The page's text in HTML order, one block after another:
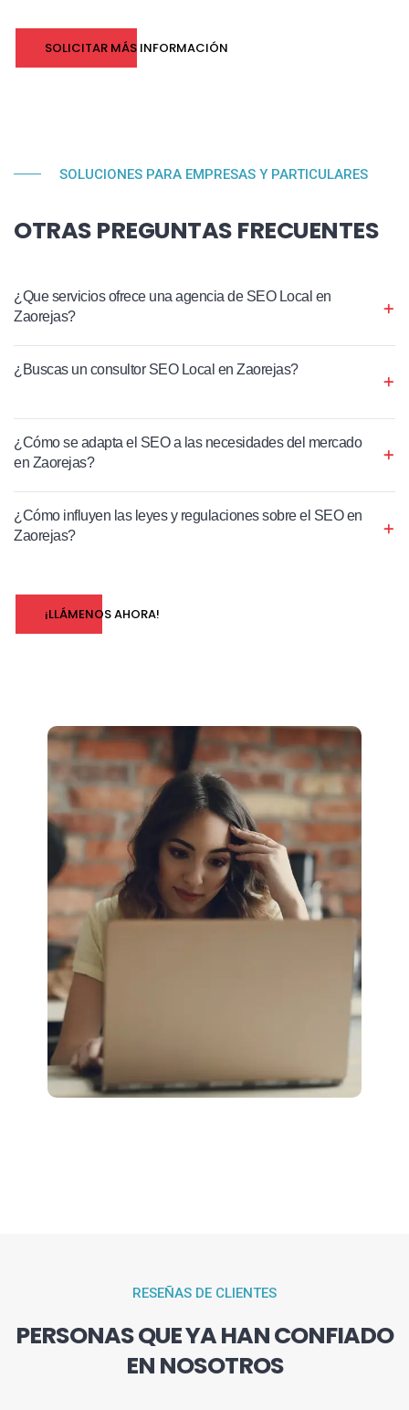
SOLICITAR MÁS INFORMACIÓN
SOLUCIONES PARA EMPRESAS Y PARTICULARES
OTRAS PREGUNTAS FRECUENTES
¿Que servicios ofrece una agencia de SEO Local en
Zaorejas?
¿Buscas un consultor SEO Local en Zaorejas?
¿Cómo se adapta el SEO a las necesidades del mercado
en Zaorejas?
¿Cómo influyen las leyes y regulaciones sobre el SEO en
Zaorejas?
¡LLÁMENOS AHORA!
RESEÑAS DE CLIENTES
PERSONAS QUE YA HAN CONFIADO
EN NOSOTROS